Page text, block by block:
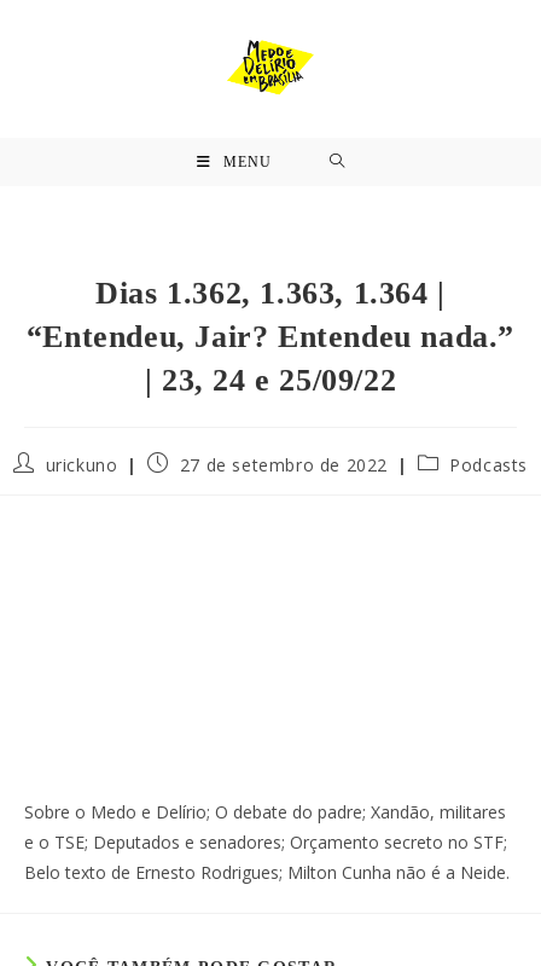
MENU
Dias 1.362, 1.363, 1.364 |
“Entendeu, Jair? Entendeu nada.”
| 23, 24 e 25/09/22
urickuno 27 de setembro de 2022 Podcasts
Sobre o Medo e Delírio; O debate do padre; Xandão, militares
e o TSE; Deputados e senadores; Orçamento secreto no STF;
Belo texto de Ernesto Rodrigues; Milton Cunha não é a Neide.